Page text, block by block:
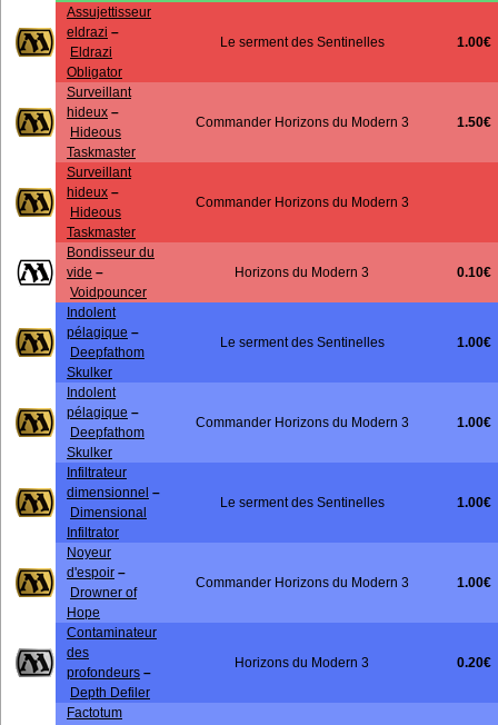
Assujettisseur
eldrazi –
Eldrazi
Obligator
Le serment des Sentinelles 1.00€
Surveillant
hideux –
Hideous
Taskmaster
Commander Horizons du Modern 3 1.50€
Surveillant
hideux –
Hideous
Taskmaster
Commander Horizons du Modern 3
Bondisseur du
vide –
Voidpouncer
Horizons du Modern 3 0.10€
Indolent
pélagique –
Deepfathom
Skulker
Le serment des Sentinelles 1.00€
Indolent
pélagique –
Deepfathom
Skulker
Commander Horizons du Modern 3 1.00€
Infiltrateur
dimensionnel –
Dimensional
Infiltrator
Le serment des Sentinelles 1.00€
Noyeur
d'espoir –
Drowner of
Hope
Commander Horizons du Modern 3 1.00€
Contaminateur
des
profondeurs –
Depth Defiler
Horizons du Modern 3 0.20€
Factotum